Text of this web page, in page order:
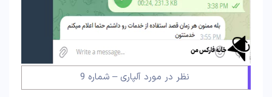
نظر در مورد آلپاری – شماره 9